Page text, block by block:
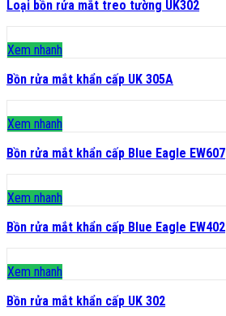
Loại bồn rửa mắt treo tường UK302
Xem nhanh
Bồn rửa mắt khẩn cấp UK 305A
Xem nhanh
Bồn rửa mắt khẩn cấp Blue Eagle EW607
Xem nhanh
Bồn rửa mắt khẩn cấp Blue Eagle EW402
Xem nhanh
Bồn rửa mắt khẩn cấp UK 302